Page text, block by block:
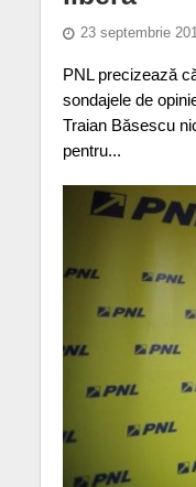
23 septembrie
PNL precizează
sondajele de
Traian Băsescu
pentru...